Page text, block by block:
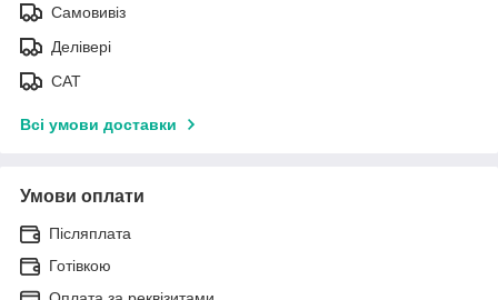
Самовивіз
Делівері
САТ
Всі умови доставки
Умови оплати
Післяплата
Готівкою